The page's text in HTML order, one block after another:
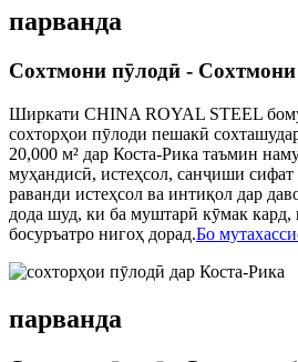
парванда
Сохтмони пӯлодӣ -
Ширкати CHINA ROYAL STEEL
сохторҳои пӯлоди пешакӣ
20,000 м² дар Коста-Рика таъмин
муҳандисӣ, истеҳсол, санҷиши
раванди истеҳсол ва интиқол дар
дода шуд, ки ба муштарӣ кӯмак кард,
босуръатро нигоҳ дорад.Бо
парванда